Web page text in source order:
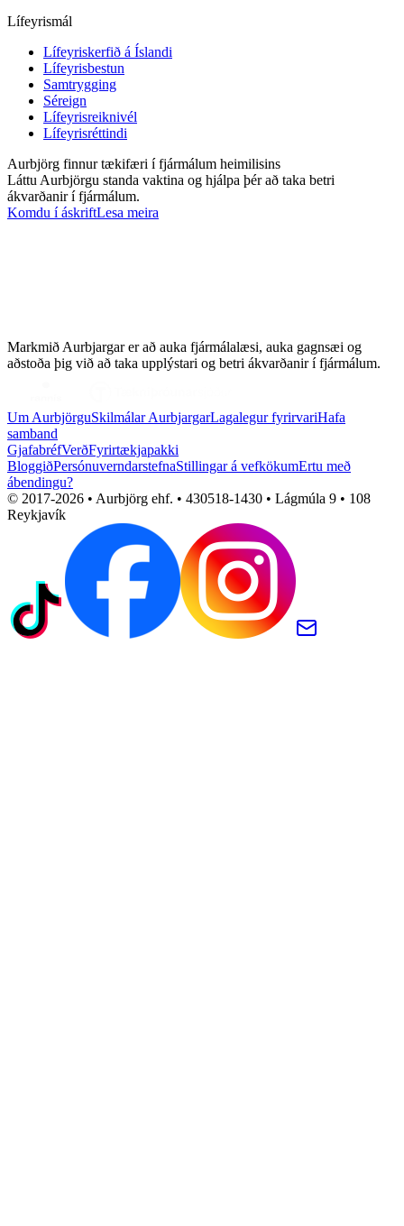
Lífeyrismál
Lífeyriskerfið á Íslandi
Lífeyrisbestun
Samtrygging
Séreign
Lífeyrisreiknivél
Lífeyrisréttindi
Aurbjörg finnur tækifæri í fjármálum heimilisins
Láttu Aurbjörgu standa vaktina og hjálpa þér að taka betri
ákvarðanir í fjármálum.
Komdu í áskriftLesa meira
Markmið Aurbjargar er að auka fjármálalæsi, auka gagnsæi og
aðstoða þig við að taka upplýstari og betri ákvarðanir í fjármálum.
Um AurbjörguSkilmálar AurbjargarLagalegur fyrirvariHafa
samband
GjafabréfVerðFyrirtækjapakki
BloggiðPersónuverndarstefnaStillingar á vefkökumErtu með
ábendingu?
© 2017-2026 • Aurbjörg ehf. • 430518-1430 • Lágmúla 9 • 108
Reykjavík